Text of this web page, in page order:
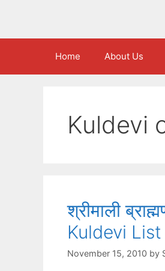
Home About Us
Kuldevi
श्रीमाली
Kuldevi
November 15, 2010 by